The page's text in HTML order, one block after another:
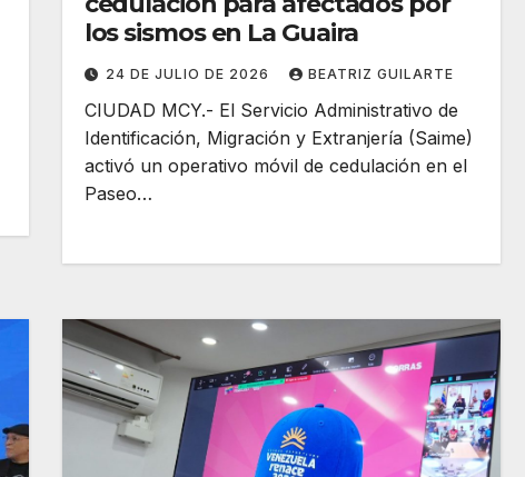
los sismos en La Guaira
24 DE JULIO DE 2026 BEATRIZ GUILARTE
CIUDAD MCY.- El Servicio Administrativo de
Identificación, Migración y Extranjería (Saime)
activó un operativo móvil de cedulación en el
Paseo…